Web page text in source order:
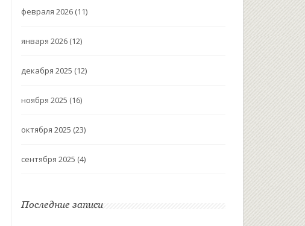
февраля 2026 (11)
января 2026 (12)
декабря 2025 (12)
ноября 2025 (16)
октября 2025 (23)
сентября 2025 (4)
Последние записи